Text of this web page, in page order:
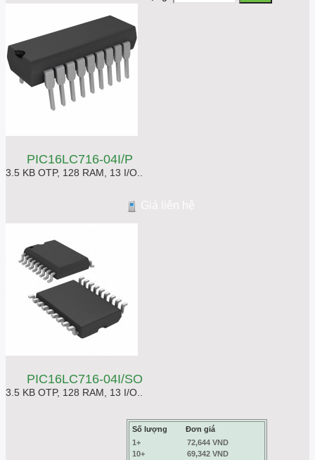
PIC16LC716-04I/P
3.5 KB OTP, 128 RAM, 13 I/O..
Giá liên hệ
PIC16LC716-04I/SO
3.5 KB OTP, 128 RAM, 13 I/O..
Số lượng
Đơn giá
1+
72,644 VND
10+
69,342 VND